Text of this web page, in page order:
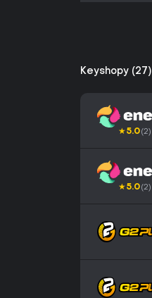
Keyshopy (27)
★5.0(2)
★5.0(2)